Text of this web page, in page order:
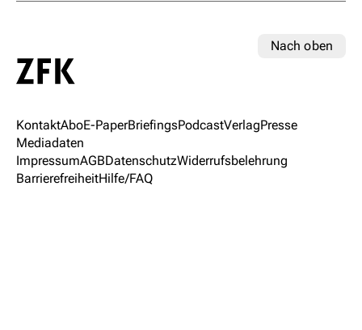
Nach oben
KontaktAboE-PaperBriefingsPodcastVerlagPresse
Mediadaten
ImpressumAGBDatenschutzWiderrufsbelehrung
BarrierefreiheitHilfe/FAQ